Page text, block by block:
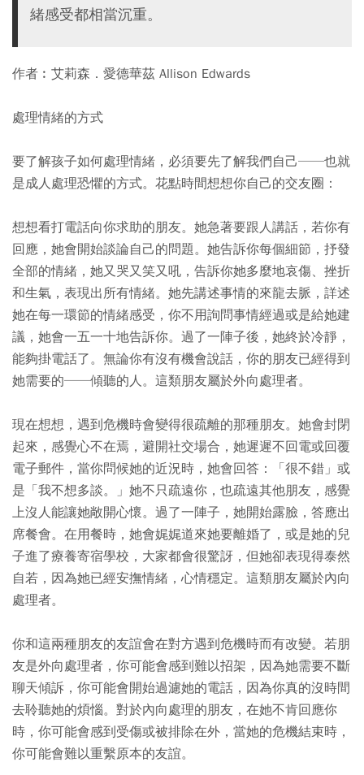
緒感受都相當沉重。
作者︰艾莉森．愛德華茲 Allison Edwards
處理情緒的方式
要了解孩子如何處理情緒，必須要先了解我們自己──也就
是成人處理恐懼的方式。花點時間想想你自己的交友圈：
想想看打電話向你求助的朋友。她急著要跟人講話，若你有
回應，她會開始談論自己的問題。她告訴你每個細節，抒發
全部的情緒，她又哭又笑又吼，告訴你她多麼地哀傷、挫折
和生氣，表現出所有情緒。她先講述事情的來龍去脈，詳述
她在每一環節的情緒感受，你不用詢問事情經過或是給她建
議，她會一五一十地告訴你。過了一陣子後，她終於冷靜，
能夠掛電話了。無論你有沒有機會說話，你的朋友已經得到
她需要的──傾聽的人。這類朋友屬於外向處理者。
現在想想，遇到危機時會變得很疏離的那種朋友。她會封閉
起來，感覺心不在焉，避開社交場合，她遲遲不回電或回覆
電子郵件，當你問候她的近況時，她會回答：「很不錯」或
是「我不想多談。」她不只疏遠你，也疏遠其他朋友，感覺
上沒人能讓她敞開心懷。過了一陣子，她開始露臉，答應出
席餐會。在用餐時，她會娓娓道來她要離婚了，或是她的兒
子進了療養寄宿學校，大家都會很驚訝，但她卻表現得泰然
自若，因為她已經安撫情緒，心情穩定。這類朋友屬於內向
處理者。
你和這兩種朋友的友誼會在對方遇到危機時而有改變。若朋
友是外向處理者，你可能會感到難以招架，因為她需要不斷
聊天傾訴，你可能會開始過濾她的電話，因為你真的沒時間
去聆聽她的煩惱。對於內向處理的朋友，在她不肯回應你
時，你可能會感到受傷或被排除在外，當她的危機結束時，
你可能會難以重繫原本的友誼。